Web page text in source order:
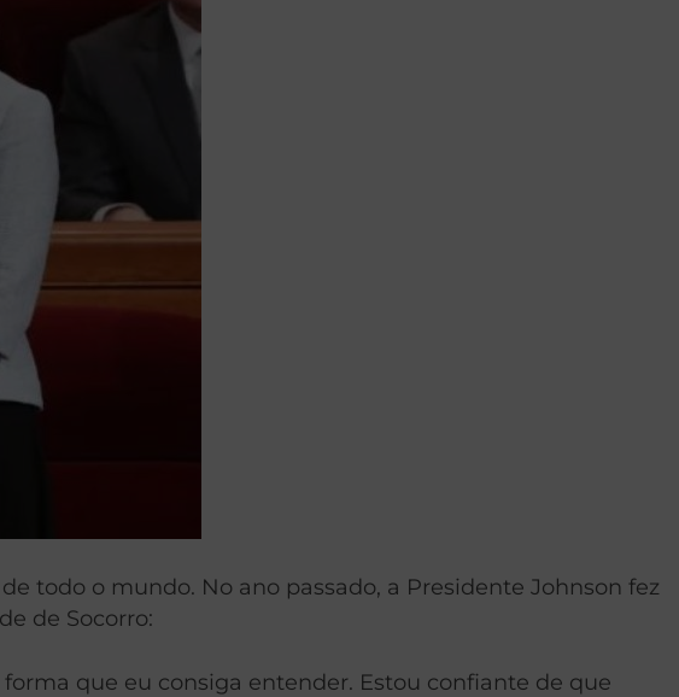
todo o mundo. No ano passado, a Presidente Johnson fez
de Socorro:
que eu consiga entender. Estou confiante de que